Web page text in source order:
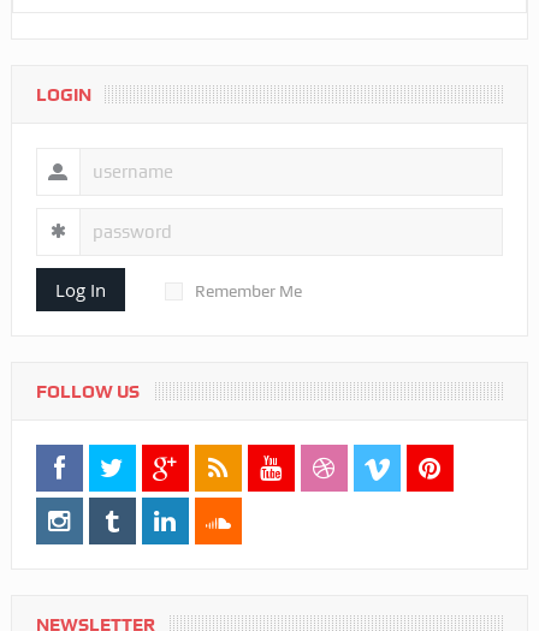
LOGIN
Log In Remember Me
FOLLOW US
NEWSLETTER